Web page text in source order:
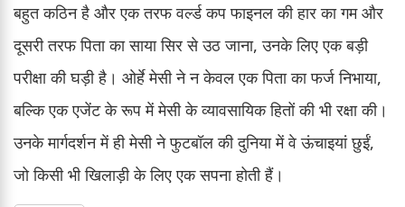
बहुत कठिन है और एक तरफ वर्ल्ड कप फाइनल की हार का गम और
दूसरी तरफ पिता का साया सिर से उठ जाना, उनके लिए एक बड़ी
परीक्षा की घड़ी है। ओर्हे मेसी ने न केवल एक पिता का फर्ज निभाया,
बल्कि एक एजेंट के रूप में मेसी के व्यावसायिक हितों की भी रक्षा की।
उनके मार्गदर्शन में ही मेसी ने फुटबॉल की दुनिया में वे ऊंचाइयां छुईं,
जो किसी भी खिलाड़ी के लिए एक सपना होती हैं।